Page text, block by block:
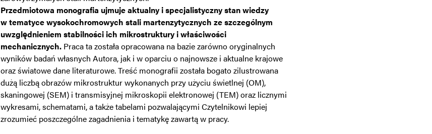
Przedmiotowa monografia ujmuje aktualny i specjalistyczny stan wiedzy
w tematyce wysokochromowych stali martenzytycznych ze szczególnym
uwzględnieniem stabilności ich mikrostruktury i właściwości
mechanicznych. Praca ta została opracowana na bazie zarówno oryginalnych
wyników badań własnych Autora, jak i w oparciu o najnowsze i aktualne krajowe
oraz światowe dane literaturowe. Treść monografii została bogato zilustrowana
dużą liczbą obrazów mikrostruktur wykonanych przy użyciu świetlnej (OM),
skaningowej (SEM) i transmisyjnej mikroskopii elektronowej (TEM) oraz licznymi
wykresami, schematami, a także tabelami pozwalającymi Czytelnikowi lepiej
zrozumieć poszczególne zagadnienia i tematykę zawartą w pracy.